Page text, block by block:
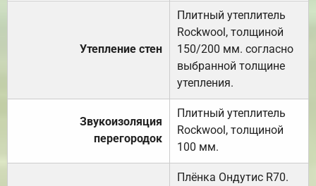
Утепление стен
Плитный утеплитель
Rockwool, толщиной
150/200 мм. согласно
выбранной толщине
утепления.
Звукоизоляция
перегородок
Плитный утеплитель
Rockwool, толщиной
100 мм.
Плёнка Ондутис R70.